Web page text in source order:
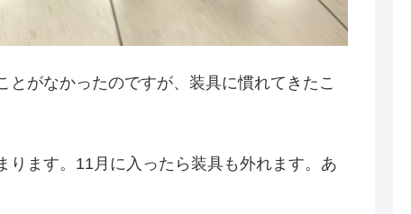
とがなかったのですが、装具に慣れてきたこ
ります。11月に入ったら装具も外れます。あ